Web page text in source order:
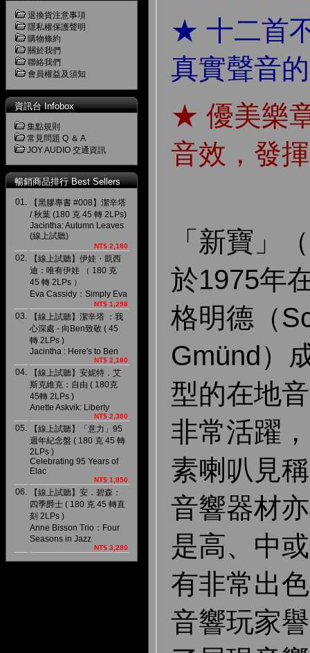
退換貨注意事項
隱私權保護聲明
購物條約
關於我們
聯絡我們
會員權益及須知
資訊台 Infobox
集點規則
常見問題 Q ＆ A
JOY AUDIO 交通資訊
暢銷商品排行 Best Sellers
01.
【黑膠專書 #008】潔辛塔
/ 秋葉 (180 克 45 轉 2LPs)
Jacintha: Autumn Leaves
(線上試聽)
NT$ 2,180
02.
【線上試聽】伊娃・凱西
迪：唯有伊娃 （ 180 克
45 轉 2LPs ）
Eva Cassidy：Simply Eva
NT$ 1,298
03.
【線上試聽】潔辛塔 ：我
心深處 - 向Ben致敬 ( 45
轉 2LPs )
Jacintha : Here′s to Ben
NT$ 2,180
04.
【線上試聽】安妮特．艾
斯克維克：自由 ( 180克
45轉 2LPs )
Anette Askvik: Liberty
NT$ 2,380
05.
【線上試聽】「意力」95
週年紀念盤 ( 180 克 45 轉
2LPs )
Celebrating 95 Years of
Elac
NT$ 1,850
06.
【線上試聽】安．碧森：
四季爵士 ( 180 克 45 轉直
刻 2LPs )
Anne Bisson Trio：Four
Seasons in Jazz
NT$ 3,280
★ 十二首
真實聲音
★ 優美樂
音效，發
「新寶」
於1975年
格明德（
Gmünd）
型的在地
非常活躍
素喇叭見
音響器材
是高、中
有非常出
音響玩家